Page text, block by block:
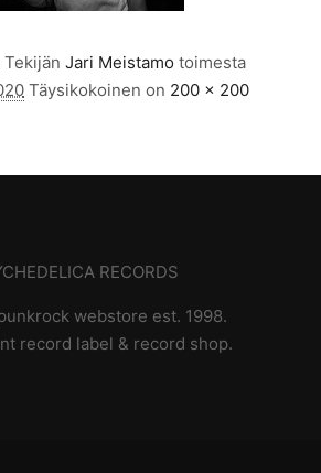
Tekijän Jari Meistamo toimesta
Täysikokoinen on 200 × 200
RECORDS
webstore est. 1998.
record label & record shop.